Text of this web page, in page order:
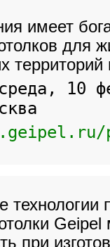
имеет
для
10
при